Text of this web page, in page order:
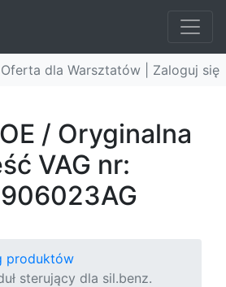
Oferta dla Warsztatów | Zaloguj się
/ Oryginalna
VAG nr:
produktów
sterujący dla sil.benz.